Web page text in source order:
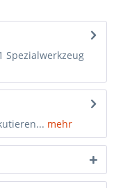
Spezialwerkzeug
mehr